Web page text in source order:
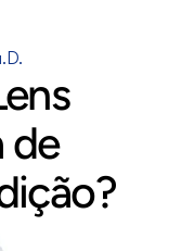
de